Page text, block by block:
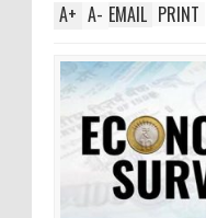
A+ A- EMAIL PRINT